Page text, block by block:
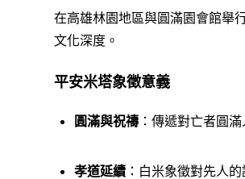
在高雄林園地區與圓滿園會館舉
文化深度。
平安米塔象徵意義
圓滿與祝禱 ：傳遞對亡者圓
孝道延續 ：白米象徵對先人